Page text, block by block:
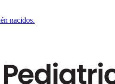
nacidos.